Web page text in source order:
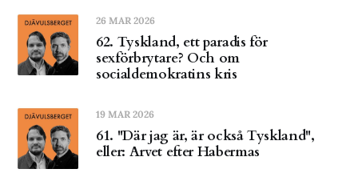
26 MAR 2026
62. Tyskland, ett paradis för
sexförbrytare? Och om
socialdemokratins kris
19 MAR 2026
61. "Där jag är, är också Tyskland",
eller: Arvet efter Habermas